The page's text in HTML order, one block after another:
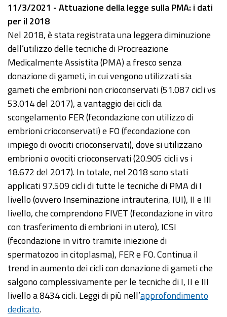
11/3/2021 - Attuazione della legge sulla PMA: i dati
per il 2018
Nel 2018, è stata registrata una leggera diminuzione
dell’utilizzo delle tecniche di Procreazione
Medicalmente Assistita (PMA) a fresco senza
donazione di gameti, in cui vengono utilizzati sia
gameti che embrioni non crioconservati (51.087 cicli vs
53.014 del 2017), a vantaggio dei cicli da
scongelamento FER (fecondazione con utilizzo di
embrioni crioconservati) e FO (fecondazione con
impiego di ovociti crioconservati), dove si utilizzano
embrioni o ovociti crioconservati (20.905 cicli vs i
18.672 del 2017). In totale, nel 2018 sono stati
applicati 97.509 cicli di tutte le tecniche di PMA di I
livello (ovvero Inseminazione intrauterina, IUI), II e III
livello, che comprendono FIVET (fecondazione in vitro
con trasferimento di embrioni in utero), ICSI
(fecondazione in vitro tramite iniezione di
spermatozoo in citoplasma), FER e FO. Continua il
trend in aumento dei cicli con donazione di gameti che
salgono complessivamente per le tecniche di I, II e III
livello a 8434 cicli. Leggi di più nell’approfondimento
dedicato.